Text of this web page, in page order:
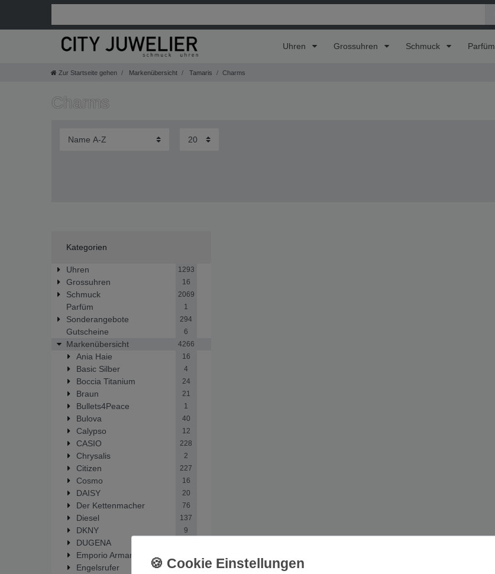
Uhren Grossuhren Schmuck Parfüm
Zur Startseite gehen Markenübersicht Tamaris Charms
Charms
Kategorien
Uhren 1293
Grossuhren 16
Schmuck 2069
Parfüm 1
Sonderangebote 294
Gutscheine 6
Markenübersicht 4266
Ania Haie 16
Basic Silber 4
Boccia Titanium 24
Braun 21
Bullets4Peace 1
Bulova 40
Calypso 12
CASIO 228
Chrysalis 2
Citizen 227
Cosmo 16
DAISY 20
Der Kettenmacher 76
Diesel 137
DKNY 9
DUGENA
Emporio Armani
Engelsrufer 14